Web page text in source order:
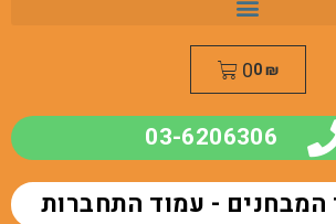
0₪
0
03-6206306
- עמוד התחברות